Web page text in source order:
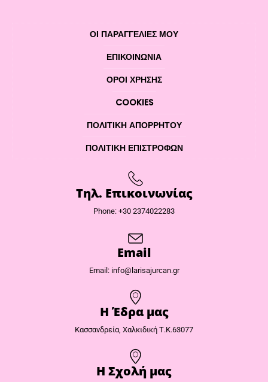
ΟΙ ΠΑΡΑΓΓΕΛΙΕΣ ΜΟΥ
ΕΠΙΚΟΙΝΩΝΊΑ
ΌΡΟΙ ΧΡΉΣΗΣ
COOKIES
ΠΟΛΙΤΙΚΉ ΑΠΟΡΡΉΤΟΥ
ΠΟΛΙΤΙΚΉ ΕΠΙΣΤΡΟΦΏΝ
Τηλ. Επικοινωνίας
Phone: +30 2374022283
Email
Email: info@larisajurcan.gr
Η Έδρα μας​
Κασσανδρεία, Χαλκιδική Τ.Κ.63077
Η Σχολή μας